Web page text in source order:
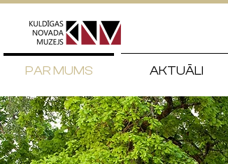
PAR MUMS AKTUĀLI